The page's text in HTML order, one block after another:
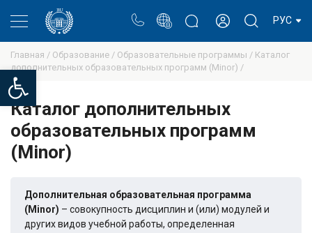
Open toolbar
РУС
Главная / Образование / Образовательные программы / Каталог
дополнительных образовательных программ (Minor) /
Каталог дополнительных
образовательных программ
(Minor)
Дополнительная образовательная программа
(Minor) – совокупность дисциплин и (или) модулей и
других видов учебной работы, определенная